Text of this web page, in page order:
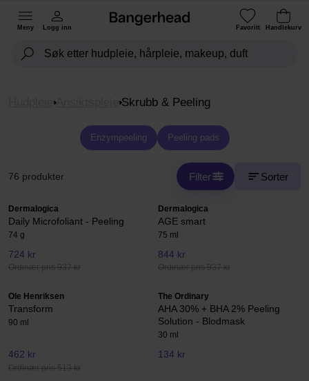
Meny Logg inn Favoritt Handlekurv
Ansiktspleie Skrubb & Peeling
Enzympeeling Peeling pads
76 produkter Filter Sorter
Dermalogica
Daily Microfoliant - Peeling
74 g
724 kr
Ordinær pris 937 kr
Dermalogica
AGE smart
75 ml
844 kr
Ordinær pris 937 kr
Ole Henriksen
Transform
90 ml
462 kr
Ordinær pris 513 kr
The Ordinary
AHA 30% + BHA 2% Peeling
Solution - Blodmask
30 ml
134 kr